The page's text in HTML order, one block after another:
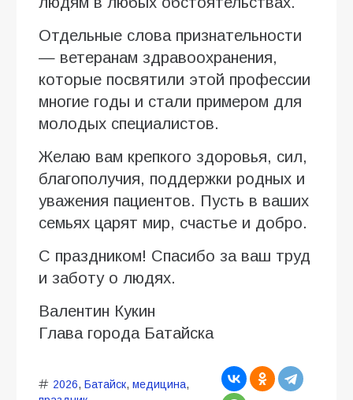
Отдельные слова признательности
— ветеранам здравоохранения,
которые посвятили этой профессии
многие годы и стали примером для
молодых специалистов.
Желаю вам крепкого здоровья, сил,
благополучия, поддержки родных и
уважения пациентов. Пусть в ваших
семьях царят мир, счастье и добро.
С праздником! Спасибо за ваш труд
и заботу о людях.
Валентин Кукин
Глава города Батайска
2026, Батайск, медицина,